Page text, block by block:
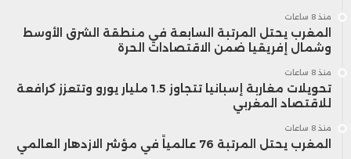
منذ 8 ساعات
المغرب يحتل المرتبة السابعة في منطقة الشرق الأوسط
وشمال إفريقيا ضمن الاقتصادات الحرة
منذ 8 ساعات
تحويلات مغاربة إسبانيا تتجاوز 1.5 مليار يورو وتتعزز كرافعة
للاقتصاد المغربي
منذ 8 ساعات
المغرب يحتل المرتبة 76 عالمياً في مؤشر الازدهار العالمي